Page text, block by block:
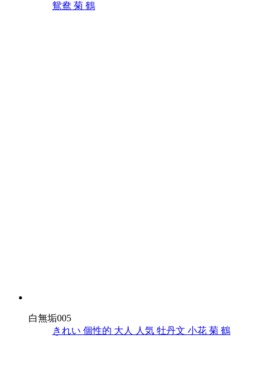
鴛鴦 菊 鶴
白無垢005
きれい 個性的 大人 人気 牡丹文 小花 菊 鶴